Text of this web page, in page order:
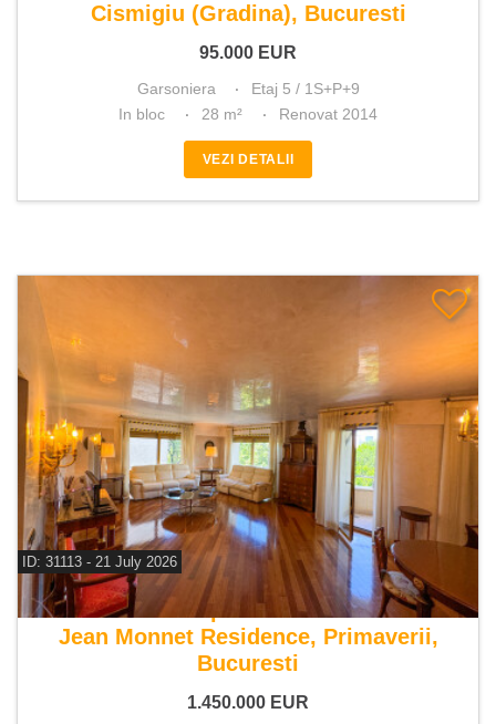
Cismigiu (Gradina), Bucuresti
95.000 EUR
Garsoniera
Etaj 5 / 1S+P+9
In bloc
28 m² Renovat 2014
VEZI DETALII
ID: 31113 - 21 July 2026
De vanzare apartament 4 camere
Jean Monnet Residence, Primaverii,
Bucuresti
1.450.000 EUR